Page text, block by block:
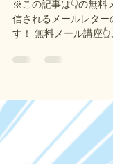
ト」が命！歯
正しいケア🧹[
※この記事は👇の無料
す！ 無料メール講座👆
付かなかった“お口の
起きたワンちゃん事件
てないのに、歯周病
😱」 です！ 子犬の頃
ルチーズの男の子♂